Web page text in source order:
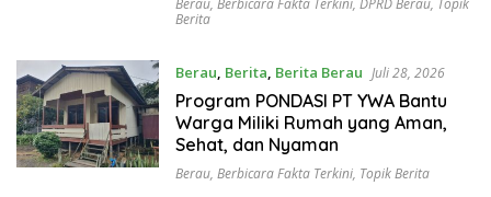
Berita
Berau, Berita, Berita Berau Juli 28, 2026
Program PONDASI PT YWA Bantu
Warga Miliki Rumah yang Aman,
Sehat, dan Nyaman
Berau, Berbicara Fakta Terkini, Topik Berita